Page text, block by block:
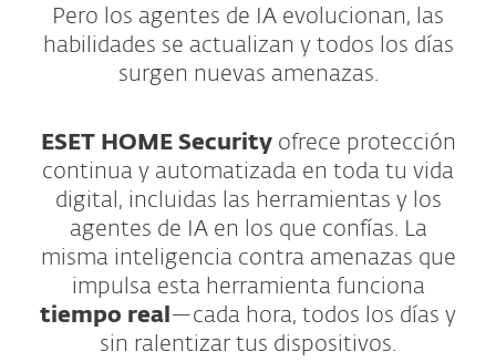
Pero los agentes de IA evolucionan, las
habilidades se actualizan y todos los días
surgen nuevas amenazas.
ESET HOME Security ofrece protección
continua y automatizada en toda tu vida
digital, incluidas las herramientas y los
agentes de IA en los que confías. La
misma inteligencia contra amenazas que
impulsa esta herramienta funciona
tiempo real —cada hora, todos los días y
sin ralentizar tus dispositivos.